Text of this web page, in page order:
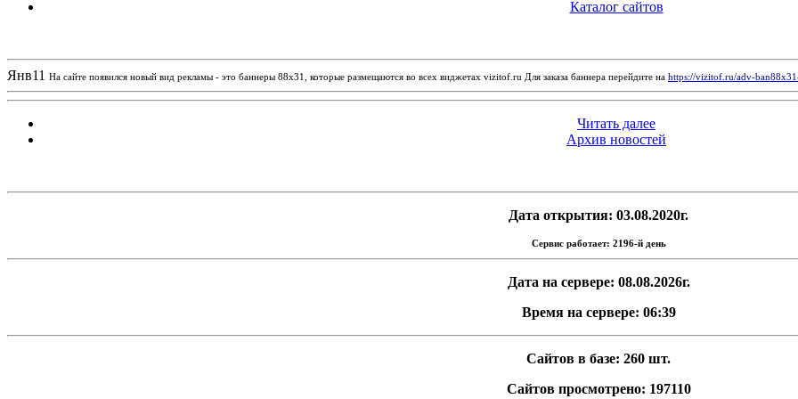
Каталог сайтов
Янв11 На сайте появился новый вид рекламы - это баннеры 88х31, которые размещаются во всех виджетах vizitof.ru Для заказа баннера перейдите на https://vizitof.ru/adv-
Читать далее
Архив новостей
Дата открытия: 03.08.2020г.
Сервис работает: 2196-й день
Дата на сервере: 08.08.2026г.
Время на сервере: 06:39
Сайтов в базе: 260 шт.
Сайтов просмотрено: 197110